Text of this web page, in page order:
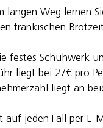
langen Weg lernen
fränkischen
festes Schuhwerk
liegt bei 27€ pro
liegt an
auf jeden Fall per E-